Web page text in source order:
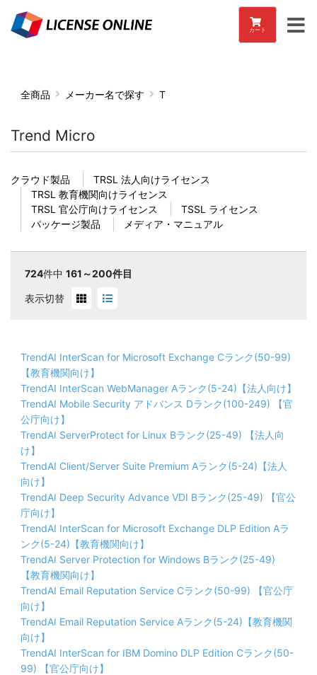
カート
全商品 メーカー名で探す T
Trend Micro
クラウド製品
TRSL 法人向けライセンス
TRSL 教育機関向けライセンス
TRSL 官公庁向けライセンス
TSSL ライセンス
パッケージ製品
メディア・マニュアル
724件中 161～200件目
表示切替
TrendAI InterScan for Microsoft Exchange Cランク(50-99)
【教育機関向け】
TrendAI InterScan WebManager Aランク(5-24)【法人向け】
TrendAI Mobile Security アドバンス Dランク(100-249) 【官
公庁向け】
TrendAI ServerProtect for Linux Bランク(25-49) 【法人向
け】
TrendAI Client/Server Suite Premium Aランク(5-24)【法人
向け】
TrendAI Deep Security Advance VDI Bランク(25-49) 【官公
庁向け】
TrendAI InterScan for Microsoft Exchange DLP Edition Aラ
ンク(5-24)【教育機関向け】
TrendAI Server Protection for Windows Bランク(25-49)
【教育機関向け】
TrendAI Email Reputation Service Cランク(50-99) 【官公庁
向け】
TrendAI Email Reputation Service Aランク(5-24)【教育機関
向け】
TrendAI InterScan for IBM Domino DLP Edition Cランク(50-
99) 【官公庁向け】